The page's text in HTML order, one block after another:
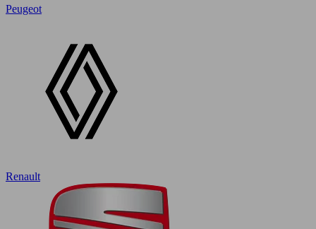
Peugeot
Renault